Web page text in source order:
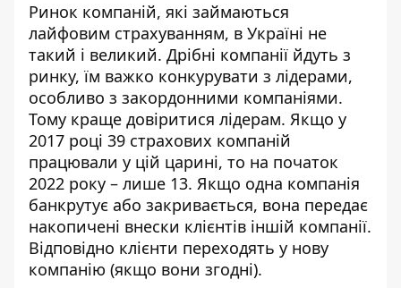
Ринок компаній, які займаються
лайфовим страхуванням, в Україні не
такий і великий. Дрібні компанії йдуть з
ринку, їм важко конкурувати з лідерами,
особливо з закордонними компаніями.
Тому краще довіритися лідерам. Якщо у
2017 році 39 страхових компаній
працювали у цій царині, то на початок
2022 року – лише 13. Якщо одна компанія
банкрутує або закривається, вона передає
накопичені внески клієнтів іншій компанії.
Відповідно клієнти переходять у нову
компанію (якщо вони згодні).